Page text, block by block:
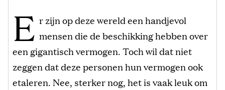
E r zijn op deze wereld een handjevol
mensen die de beschikking hebben over
een gigantisch vermogen. Toch wil dat niet
zeggen dat deze personen hun vermogen ook
etaleren. Nee, sterker nog, het is vaak leuk om